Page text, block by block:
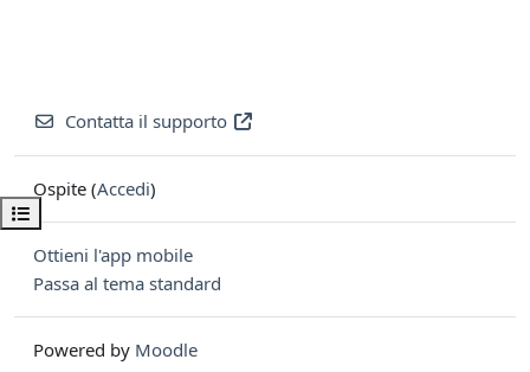
Apri indice del corso
Contatta il supporto
Ospite (Accedi)
Ottieni l'app mobile
Passa al tema standard
Powered by Moodle